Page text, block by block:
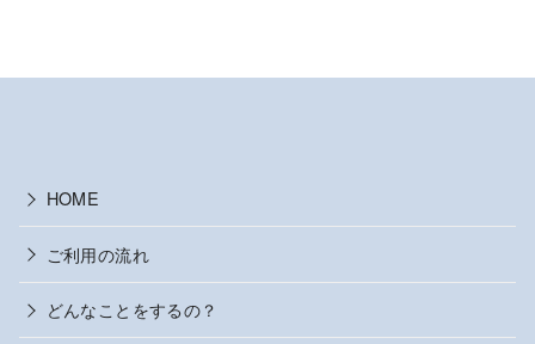
HOME
ご利用の流れ
どんなことをするの？